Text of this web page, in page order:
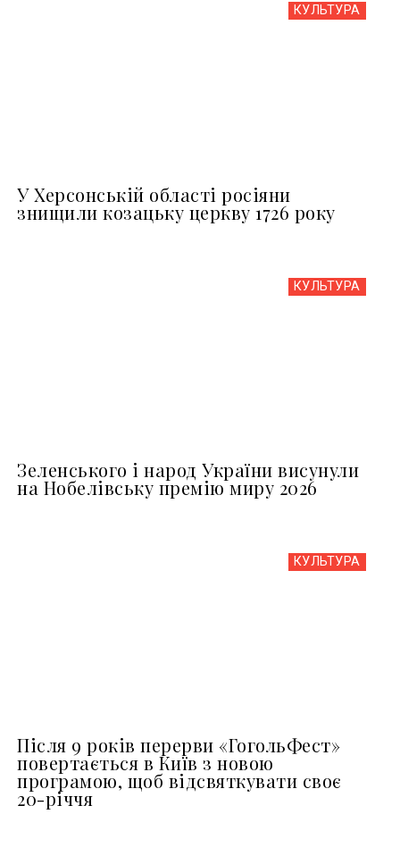
КУЛЬТУРА
У Херсонській області росіяни
знищили козацьку церкву 1726 року
КУЛЬТУРА
Зеленського і народ України висунули
на Нобелівську премію миру 2026
КУЛЬТУРА
Після 9 років перерви «ГогольФест»
повертається в Київ з новою
програмою, щоб відсвяткувати своє
20-річчя